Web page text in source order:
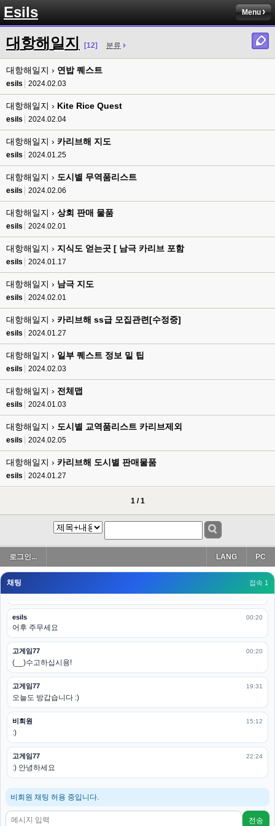
Esils Menu
대항해일지 [12] 분류
대항해일지 › 연밥 퀘스트
esils 2024.02.03
대항해일지 › Kite Rice Quest
esils 2024.02.04
대항해일지 › 카리브해 지도
esils 2024.01.25
대항해일지 › 도시별 무역품리스트
esils 2024.02.06
대항해일지 › 상회 판매 물품
esils 2024.02.01
대항해일지 › 지식도 얻는곳 [ 남극 카리브 포함
esils 2024.01.17
대항해일지 › 남극 지도
esils 2024.02.01
대항해일지 › 카리브해 ss급 모집관련[수정중]
esils 2024.01.27
대항해일지 › 일부 퀘스트 정보 밑 팁
esils 2024.02.03
대항해일지 › 전체맵
esils 2024.01.03
대항해일지 › 도시별 교역품리스트 카리브제외
esils 2024.02.05
대항해일지 › 카리브해 도시별 판매물품
esils 2024.01.27
1 / 1
로그인... PC
LANG
채팅 접속 1
esils 00:13
솔직히 적응이 xe1이다보니깐 라이믹스는 비슷하면서 틀리니 적응이 안되요
ㅋ
그렇다고 코어랑 모듈 전부 마개조해버릴려니 난중 또 공식버전 올라오면 답
없을꺼같아서 ;;
esils
이제 정상동작이겟지 !
고게임77
오 정상 이네요!
비회원
ㅇ
esils
채팅치믄 바로 반영 정상 ㅋ
고게임77
접속자는 ip당 1명인가 보네요. 다른 브로우저로 접속해도 3명인거보면
esils
음
폰으로 접속해보니 3이 되는데
esils 00:18
나가도 3이네 하핫 ...
고게임77 00:18
ㅋㅋㅋㅋㅋㅋㅋㅋ
esils 00:19
이게 db 접속자수로 잡는형태로 해서 그런가 ;;
밑에 일반웹게임이 더있었네요
esils
esils 00:19
다 펼쳐두면 너무길어서 ..
esils 00:19
모바일로 보는데도 좀 불편하더라구요
고게임77 00:19
아 ㅋㅋ 내일도 심심하면 들리겠습니다. 벌써 12시가 넘었었네요
esils 00:20
어후 주무세요
고게임77 00:20
(__)수고하십시용!
고게임77 19:31
오늘도 방갑습니다 :)
비회원 15:12
:)
고게임77 22:24
:) 안녕하세요
비회원 채팅 허용 중입니다.
전송